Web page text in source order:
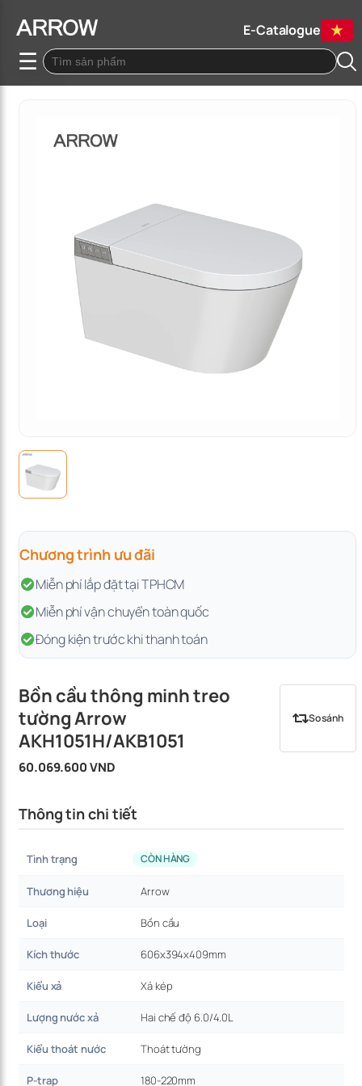
E-Catalogue
☰Quay lại
Chương trình ưu đãi
Miễn phí lắp đặt tại TPHCM
Miễn phí vận chuyển toàn quốc
Đóng kiện trước khi thanh toán
Bồn cầu thông minh treo
tường Arrow
AKH1051H/AKB1051
So sánh
60.069.600 VND
Thông tin chi tiết
Tình trạng CÒN HÀNG
Thương hiệu Arrow
Loại Bồn cầu
Kích thước 606x394x409mm
Kiểu xả Xả kép
Lượng nước xả Hai chế độ 6.0/4.0L
Kiểu thoát nước Thoát tường
P-trap 180-220mm